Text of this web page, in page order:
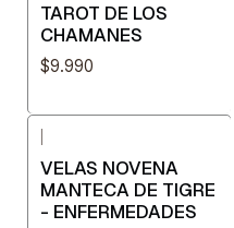
TAROT DE LOS
CHAMANES
$9.990
VELAS NOVENA
MANTECA DE TIGRE
- ENFERMEDADES